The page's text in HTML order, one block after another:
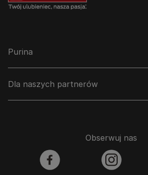
Purina
Dla naszych partnerów
Obserwuj nas
facebook instagram